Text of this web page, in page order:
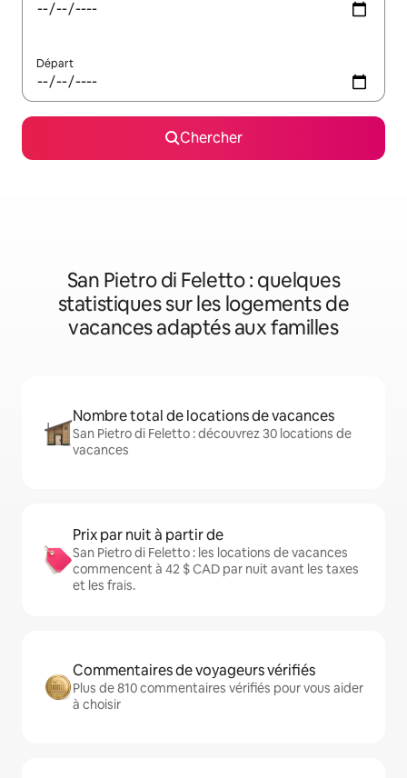
Départ
Chercher
San Pietro di Feletto : quelques
statistiques sur les logements de
vacances adaptés aux familles
Nombre total de locations de vacances
San Pietro di Feletto : découvrez 30 locations de
vacances
Prix par nuit à partir de
San Pietro di Feletto : les locations de vacances
commencent à 42 $ CAD par nuit avant les taxes
et les frais.
Commentaires de voyageurs vérifiés
Plus de 810 commentaires vérifiés pour vous aider
à choisir